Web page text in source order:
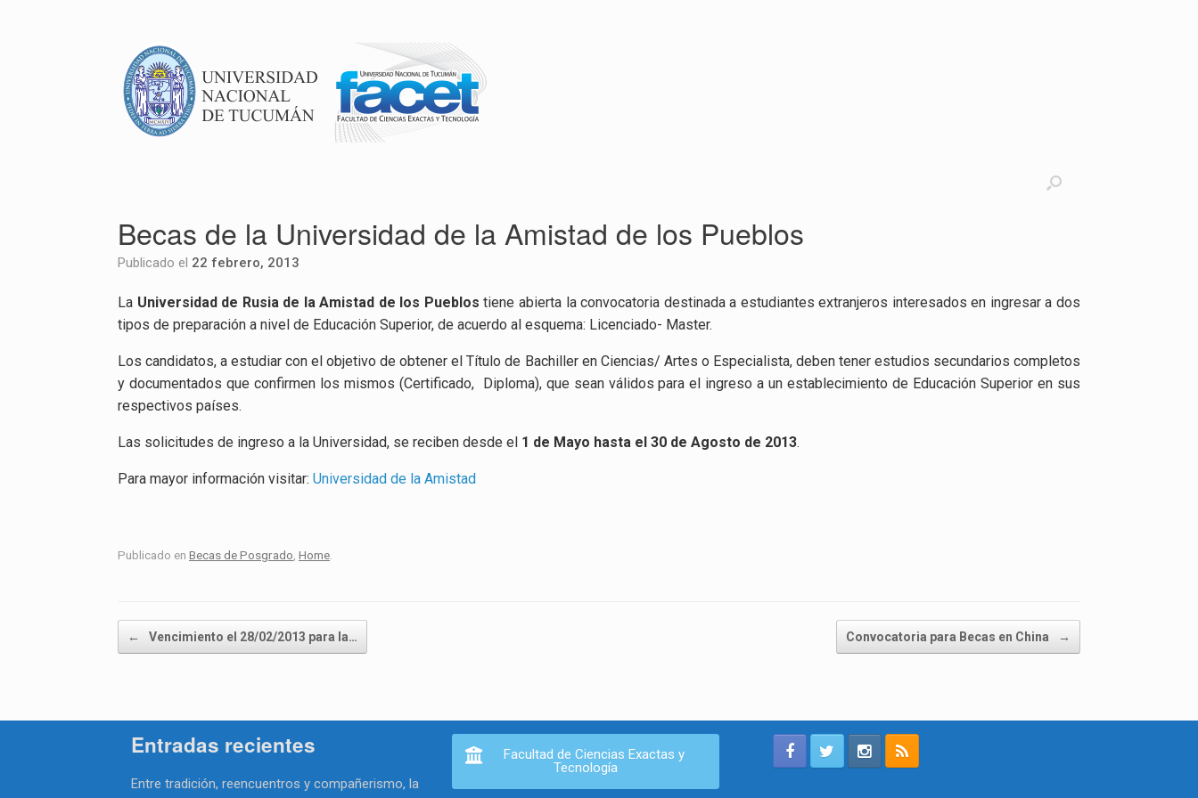
Becas de la Universidad de la Amistad de los Pueblos
Publicado el 22 febrero, 2013
La Universidad de Rusia de la Amistad de los Pueblostiene abierta la convocatoria destinada a estudiantes extranjeros interesados en ingresar a dos
tipos de preparación a nivel de Educación Superior, de acuerdo al esquema: Licenciado- Master.
Los candidatos, a estudiar con el objetivo de obtener el Título de Bachiller en Ciencias/ Artes o Especialista, deben tener estudios secundarios completos
y documentados que confirmen los mismos (Certificado, Diploma), que sean válidos para el ingreso a un establecimiento de Educación Superior en sus
respectivos países.
Las solicitudes de ingreso a la Universidad, se reciben desde el 1 de Mayo hasta el 30 de Agosto de 2013.
Para mayor información visitar: Universidad de la Amistad
Publicado en Becas de Posgrado, Home.
Navegador de artículos
← Vencimiento el 28/02/2013 para la… Convocatoria para Becas en China →
Entradas recientes
Entre tradición, reencuentros y compañerismo, la
Facultad de Ciencias Exactas y
Tecnología